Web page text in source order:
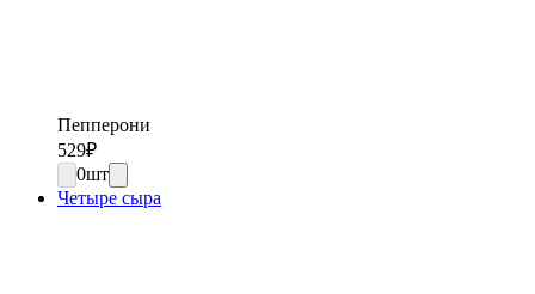
Пепперони
529₽
0шт
Четыре сыра